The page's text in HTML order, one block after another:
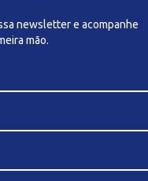
newsletter e acompanhe
mão.